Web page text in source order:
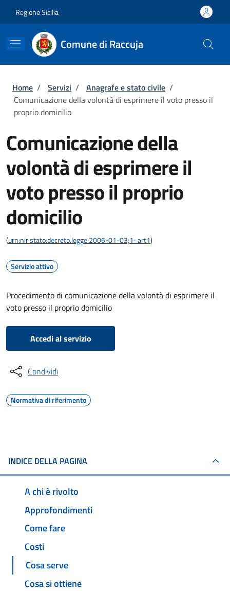
Regione Sicilia
Comune di Raccuja
Briciole di pane
Home / Servizi / Anagrafe e stato civile /
Comunicazione della volontà di esprimere il voto presso il
proprio domicilio
Comunicazione della
volontà di esprimere il
voto presso il proprio
domicilio
(urn:nir:stato:decreto.legge:2006-01-03;1~art1)
Servizio attivo
Procedimento di comunicazione della volontà di esprimere il
voto presso il proprio domicilio
Accedi al servizio
Condividi
Normativa di riferimento
INDICE DELLA PAGINA
A chi è rivolto
Approfondimenti
Come fare
Costi
Cosa serve
Cosa si ottiene